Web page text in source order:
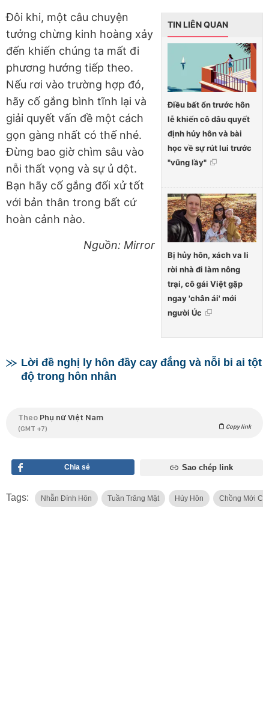
TIN LIÊN QUAN
Điều bất ổn trước hôn
lễ khiến cô dâu quyết
định hủy hôn và bài
học về sự rút lui trước
"vũng lầy"
Bị hủy hôn, xách va li
rời nhà đi làm nông
trại, cô gái Việt gặp
ngay 'chân ái' mới
người Úc
Đôi khi, một câu chuyện
tưởng chừng kinh hoàng xảy
đến khiến chúng ta mất đi
phương hướng tiếp theo.
Nếu rơi vào trường hợp đó,
hãy cố gắng bình tĩnh lại và
giải quyết vấn đề một cách
gọn gàng nhất có thế nhé.
Đừng bao giờ chìm sâu vào
nỗi thất vọng và sự ủ dột.
Bạn hãy cố gắng đối xử tốt
với bản thân trong bất cứ
hoàn cảnh nào.
Nguồn: Mirror
Lời đề nghị ly hôn đầy cay đắng và nỗi bi ai tột
độ trong hôn nhân
Theo Phụ nữ Việt Nam
(GMT +7) Copy link
Chia sẻ Sao chép link
Tags: Nhẫn Đính Hôn Tuần Trăng Mật Hủy Hôn Chồng Mới